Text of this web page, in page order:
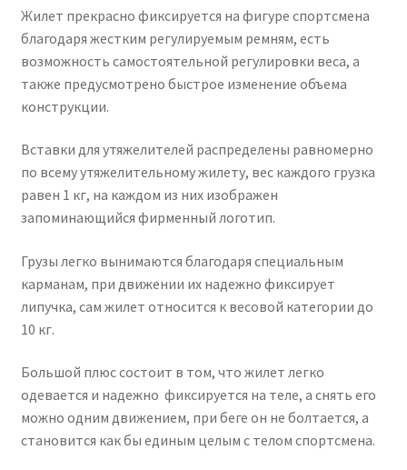
Жилет прекрасно фиксируется на фигуре спортсмена
благодаря жестким регулируемым ремням, есть
возможность самостоятельной регулировки веса, а
также предусмотрено быстрое изменение объема
конструкции.
Вставки для утяжелителей распределены равномерно
по всему утяжелительному жилету, вес каждого грузка
равен 1 кг, на каждом из них изображен
запоминающийся фирменный логотип.
Грузы легко вынимаются благодаря специальным
карманам, при движении их надежно фиксирует
липучка, сам жилет относится к весовой категории до
10 кг.
Большой плюс состоит в том, что жилет легко
одевается и надежно фиксируется на теле, а снять его
можно одним движением, при беге он не болтается, а
становится как бы единым целым с телом спортсмена.